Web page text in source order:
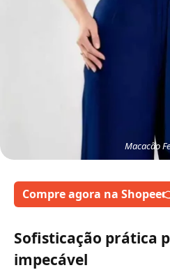
Macacão
Compre agora na Shopee
Sofisticação prática
impecável